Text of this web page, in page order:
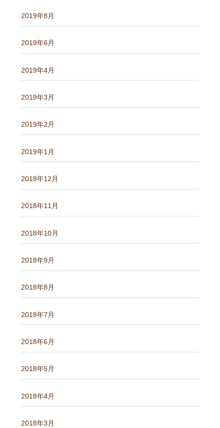
2019年8月
2019年6月
2019年4月
2019年3月
2019年2月
2019年1月
2018年12月
2018年11月
2018年10月
2018年9月
2018年8月
2018年7月
2018年6月
2018年5月
2018年4月
2018年3月